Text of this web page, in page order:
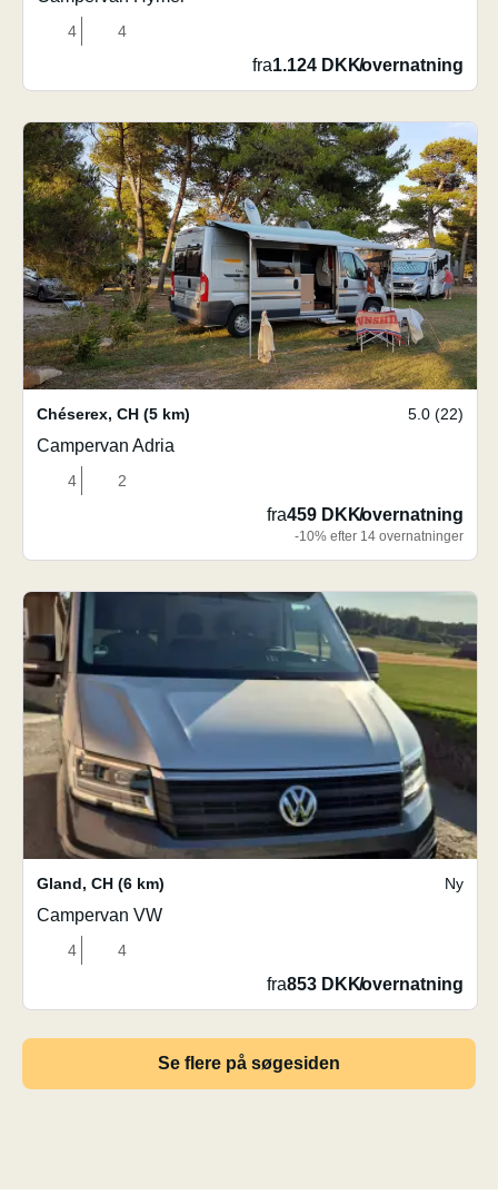
4 4
fra1.124 DKK/overnatning
Chéserex, CH (5 km) 5.0 (22)
Campervan Adria
4 2
fra459 DKK/overnatning
-10% efter 14 overnatninger
Gland, CH (6 km) Ny
Campervan VW
4 4
fra853 DKK/overnatning
Se flere på søgesiden